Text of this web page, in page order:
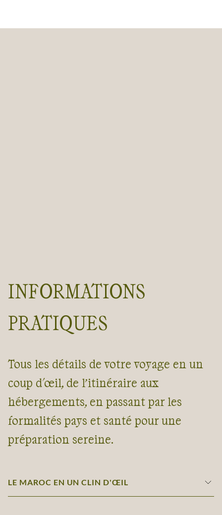
INFORMATIONS
PRATIQUES
Tous les détails de votre voyage en un
coup d'œil, de l’itinéraire aux
hébergements, en passant par les
formalités pays et santé pour une
préparation sereine.
LE MAROC EN UN CLIN D'ŒIL